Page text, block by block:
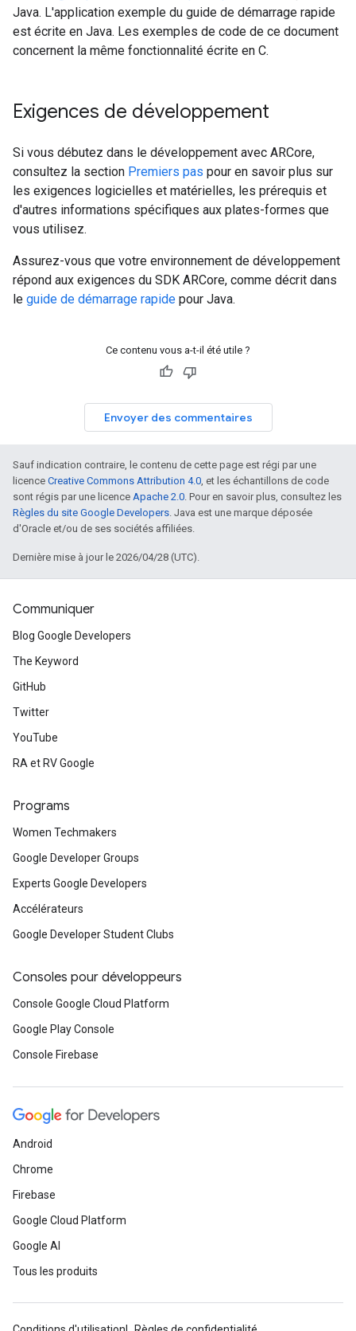
Java. L'application exemple du guide de démarrage rapide
est écrite en Java. Les exemples de code de ce document
concernent la même fonctionnalité écrite en C.
Exigences de développement
Si vous débutez dans le développement avec ARCore,
consultez la section Premiers pas pour en savoir plus sur
les exigences logicielles et matérielles, les prérequis et
d'autres informations spécifiques aux plates-formes que
vous utilisez.
Assurez-vous que votre environnement de développement
répond aux exigences du SDK ARCore, comme décrit dans
le guide de démarrage rapide pour Java.
Ce contenu vous a-t-il été utile ?
Envoyer des commentaires
Sauf indication contraire, le contenu de cette page est régi par une
licence Creative Commons Attribution 4.0, et les échantillons de code
sont régis par une licence Apache 2.0. Pour en savoir plus, consultez les
Règles du site Google Developers. Java est une marque déposée
d'Oracle et/ou de ses sociétés affiliées.
Dernière mise à jour le 2026/04/28 (UTC).
Communiquer
Blog Google Developers
The Keyword
GitHub
Twitter
YouTube
RA et RV Google
Programs
Women Techmakers
Google Developer Groups
Experts Google Developers
Accélérateurs
Google Developer Student Clubs
Consoles pour développeurs
Console Google Cloud Platform
Google Play Console
Console Firebase
Android
Chrome
Firebase
Google Cloud Platform
Google AI
Tous les produits